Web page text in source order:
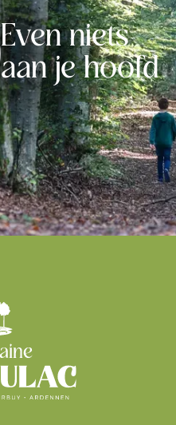
Even niets
aan je hoofd